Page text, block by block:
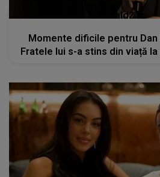
kanald2.ro
Momente dificile pentru Dan
Fratele lui s-a stins din viață la